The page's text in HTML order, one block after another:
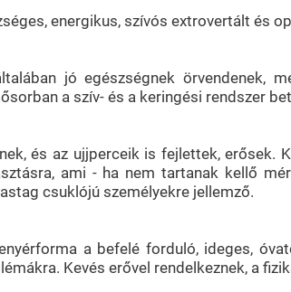
energikus, szívós extrovertált és
jó egészségnek örvendenek,
a szív- és a keringési rendszer
és az ujjperceik is fejlettek, erősek.
ami - ha nem tartanak kellő
csuklójú személyekre jellemző.
a befelé forduló, ideges,
Kevés erővel rendelkeznek, a